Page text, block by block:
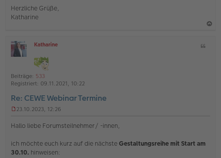
Herzliche Grüße,
Katharine
ff
n
e
Katharine
Beiträge: 533
Registriert: 09.11.2021, 10:22
Re: CEWE Webinar Termine
g
l
e
23.10.2023, 12:26
Hallo liebe Forumsteilnehmer/ -innen,
ich möchte euch kurz auf die nächsteGestaltungsreihe mit Start am
30.10. hinweisen: